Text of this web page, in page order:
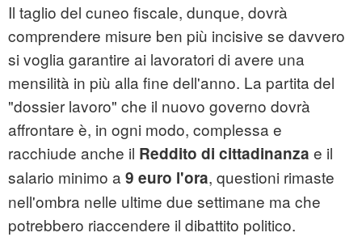
Il taglio del cuneo fiscale, dunque, dovrà
comprendere misure ben più incisive se davvero
si voglia garantire ai lavoratori di avere una
mensilità in più alla fine dell'anno. La partita del
"dossier lavoro" che il nuovo governo dovrà
affrontare è, in ogni modo, complessa e
racchiude anche il Reddito di cittadinanza e il
salario minimo a 9 euro l'ora, questioni rimaste
nell'ombra nelle ultime due settimane ma che
potrebbero riaccendere il dibattito politico.